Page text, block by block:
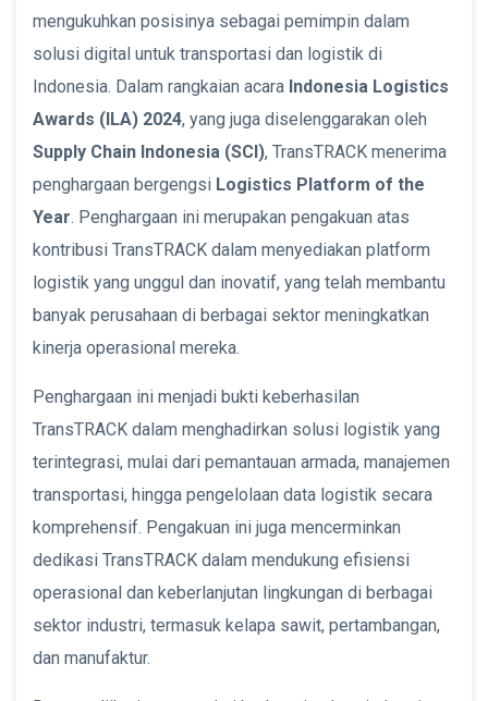
mengukuhkan posisinya sebagai pemimpin dalam
solusi digital untuk transportasi dan logistik di
Indonesia. Dalam rangkaian acara Indonesia Logistics
Awards (ILA) 2024, yang juga diselenggarakan oleh
Supply Chain Indonesia (SCI), TransTRACK menerima
penghargaan bergengsi Logistics Platform of the
Year. Penghargaan ini merupakan pengakuan atas
kontribusi TransTRACK dalam menyediakan platform
logistik yang unggul dan inovatif, yang telah membantu
banyak perusahaan di berbagai sektor meningkatkan
kinerja operasional mereka.
Penghargaan ini menjadi bukti keberhasilan
TransTRACK dalam menghadirkan solusi logistik yang
terintegrasi, mulai dari pemantauan armada, manajemen
transportasi, hingga pengelolaan data logistik secara
komprehensif. Pengakuan ini juga mencerminkan
dedikasi TransTRACK dalam mendukung efisiensi
operasional dan keberlanjutan lingkungan di berbagai
sektor industri, termasuk kelapa sawit, pertambangan,
dan manufaktur.